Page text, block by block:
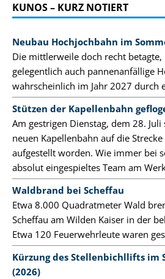
KUNOS – KURZ NOTIERT
Neubau Hochjochbahn im
Die mittlerweile doch recht betagte,
gelegentlich auch pannenanfällige
wahrscheinlich im Jahr 2027 durch
Stützen der Kapellenbahn
Am gestrigen Dienstag, dem 28.
neuen Kapellenbahn auf die
aufgestellt worden. Wie immer bei
absolut eingespieltes Team am
Waldbrand bei Scheffau
Etwa 8.000 Quadratmeter Wald
Scheffau am Wilden Kaiser in der
Etwa 120 Feuerwehrleute waren
Kürzung des Stellenbichllifts im
(2026)